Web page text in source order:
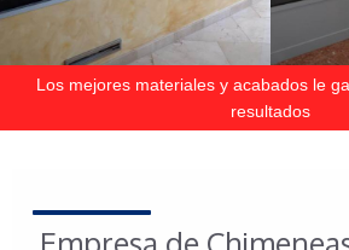
Los mejores materiales y acabados le
resultados